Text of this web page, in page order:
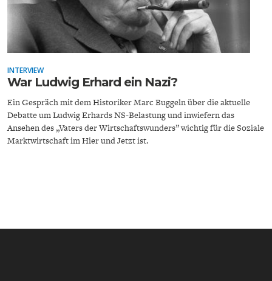
UNGLEICHHEIT UND
MACHT
EUROPA
INTERVIEW
War Ludwig Erhard ein Nazi?
Ein Gespräch mit dem Historiker Marc Buggeln über die aktuelle
Debatte um Ludwig Erhards NS-Belastung und inwiefern das
Ansehen des „Vaters der Wirtschaftswunders” wichtig für die Soziale
Marktwirtschaft im Hier und Jetzt ist.